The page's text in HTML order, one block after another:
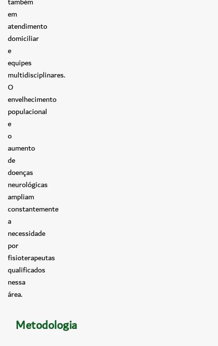
em
atendimento
domiciliar
e
equipes
multidisciplinares.
O
envelhecimento
populacional
e
o
aumento
de
doenças
neurológicas
ampliam
constantemente
a
necessidade
por
fisioterapeutas
qualificados
nessa
área.
Metodologia